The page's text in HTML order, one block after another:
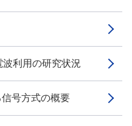
利用の研究状況
号方式の概要